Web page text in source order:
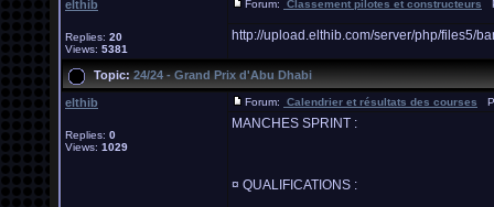
elthib
Replies: 20
Views: 5381
Forum: Classement pilotes et constructeurs
http://upload.elthib.com/server/php/files5/
Topic: 24/24 - Grand Prix d'Abu Dhabi
elthib
Replies: 0
Views: 1029
Forum: Calendrier et résultats des courses
MANCHES SPRINT :
¤ QUALIFICATIONS :